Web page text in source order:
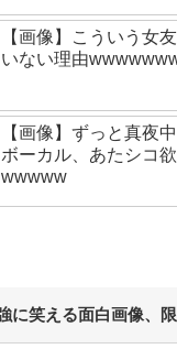
【画像】こういう女
いない理由
【画像】ずっと真夜
ボーカル、あたシコ
wwwww